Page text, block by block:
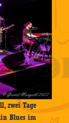
zwei Tage
Blues im